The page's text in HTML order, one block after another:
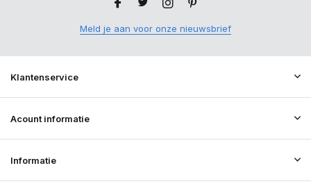
Meld je aan voor onze nieuwsbrief
Klantenservice
Acount informatie
Informatie